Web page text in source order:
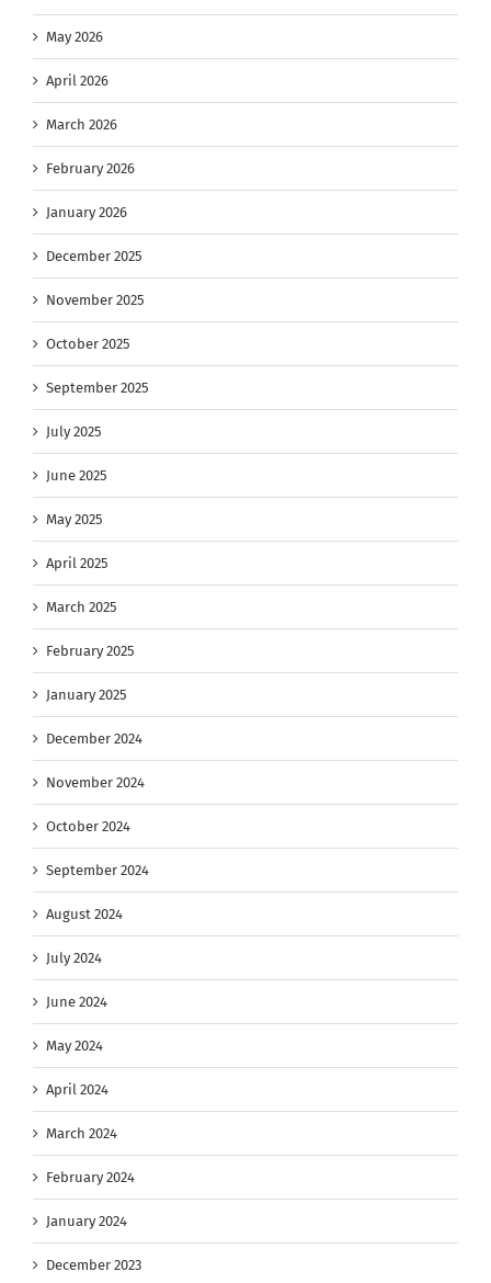
May 2026
April 2026
March 2026
February 2026
January 2026
December 2025
November 2025
October 2025
September 2025
July 2025
June 2025
May 2025
April 2025
March 2025
February 2025
January 2025
December 2024
November 2024
October 2024
September 2024
August 2024
July 2024
June 2024
May 2024
April 2024
March 2024
February 2024
January 2024
December 2023